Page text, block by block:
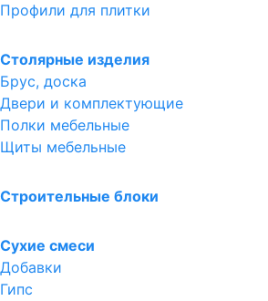
Профили для плитки
Столярные изделия
Брус, доска
Двери и комплектующие
Полки мебельные
Щиты мебельные
Строительные блоки
Сухие смеси
Добавки
Гипс